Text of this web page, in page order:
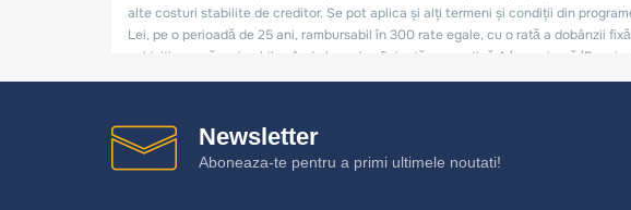
Newsletter
Aboneaza-te pentru a primi ultimele noutati!